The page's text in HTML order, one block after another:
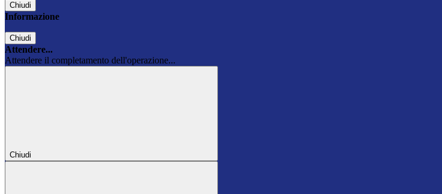
Chiudi
Informazione
Chiudi
Attendere...
Attendere il completamento dell'operazione...
Chiudi